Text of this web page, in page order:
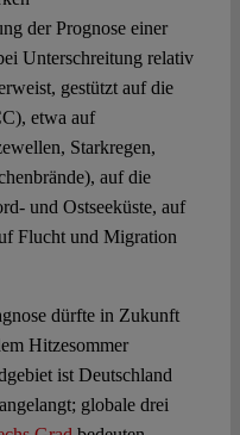
der Prognose einer
Unterschreitung relativ
gestützt auf die
etwa auf
Starkregen,
auf die
und Ostseeküste, auf
Flucht und Migration
dürfte in Zukunft
Hitzesommer
ist Deutschland
globale drei